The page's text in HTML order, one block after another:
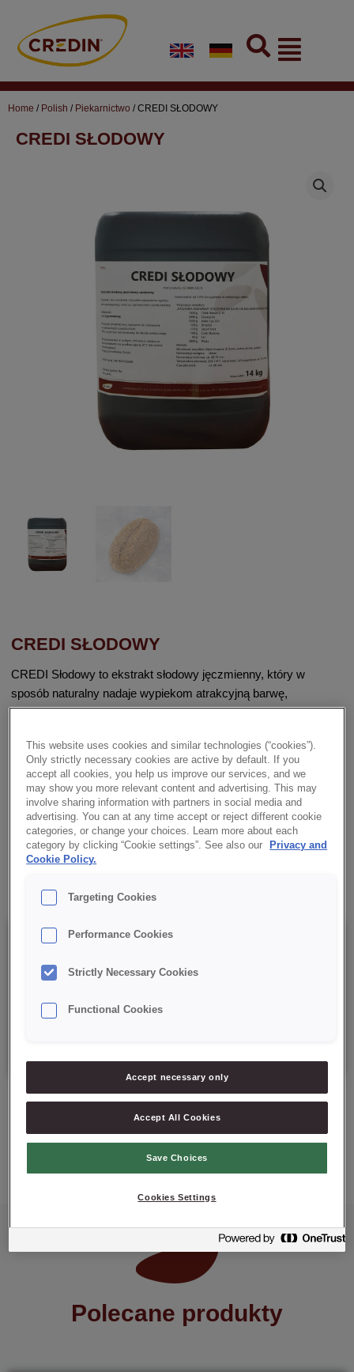
content
Flyout
Menu
Home / Polish / Piekarnictwo / CREDI SŁODOWY
CREDI SŁODOWY
CREDI SŁODOWY
CREDI Słodowy to ekstrakt słodowy jęczmienny, który w
sposób naturalny nadaje wypiekom atrakcyjną barwę,
zapewniając czystą etykietę. Zwiększa objętość pieczywa,
pieczywa.
✔ Naturalne wybarwienie
✔ Zwiększa objętość pieczywa
✔ Połysk i chrupkość skórki
Szczegóły
Opakowanie: 14kg netto, plastikowy kanister
ZAPYTAJ O PRODUKT
Polecane produkty
This website uses cookies and similar technologies (“cookies”).
Only strictly necessary cookies are active by default. If you
accept all cookies, you help us improve our services, and we
may show you more relevant content and advertising. This may
involve sharing information with partners in social media and
advertising. You can at any time accept or reject different cookie
categories, or change your choices. Learn more about each
category by clicking “Cookie settings”. See also our
Privacy and
Cookie Policy.
Targeting Cookies
Performance Cookies
Strictly Necessary Cookies
Functional Cookies
Accept necessary only
Accept All Cookies
Save Choices
Cookies Settings